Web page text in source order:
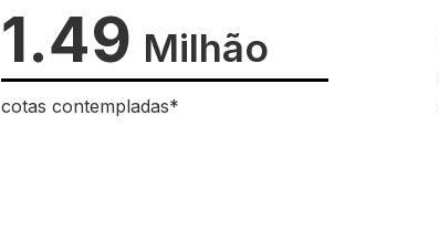
1.49 Milhão
cotas contempladas*